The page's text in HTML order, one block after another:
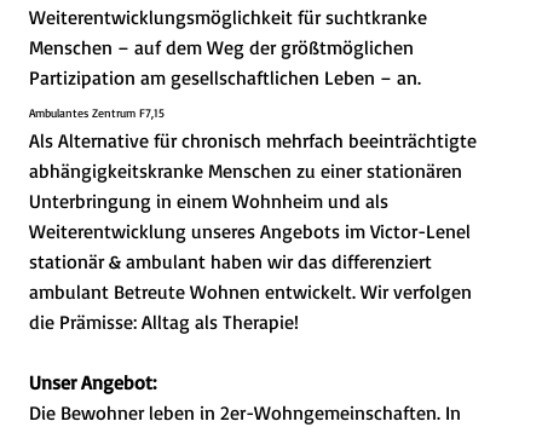
Weiterentwicklungsmöglichkeit für suchtkranke
Menschen – auf dem Weg der größtmöglichen
Partizipation am gesellschaftlichen Leben – an.
Ambulantes Zentrum F7,15
Als Alternative für chronisch mehrfach beeinträchtigte
abhängigkeitskranke Menschen zu einer stationären
Unterbringung in einem Wohnheim und als
Weiterentwicklung unseres Angebots im Victor-Lenel
stationär & ambulant haben wir das differenziert
ambulant Betreute Wohnen entwickelt. Wir verfolgen
die Prämisse: Alltag als Therapie!
Unser Angebot:
Die Bewohner leben in 2er-Wohngemeinschaften. In